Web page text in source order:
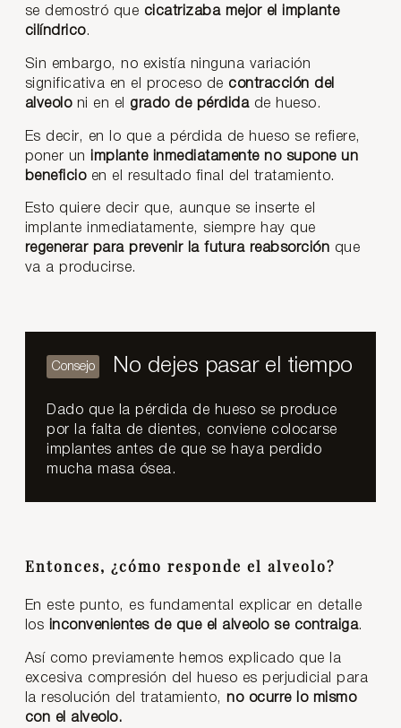
se demostró que cicatrizaba mejor el implante
cilíndrico.
Sin embargo, no existía ninguna variación
significativa en el proceso de contracción del
alveoloni en el grado de pérdida de hueso.
Es decir, en lo que a pérdida de hueso se refiere,
poner un implante inmediatamente no supone un
beneficioen el resultado final del tratamiento.
Esto quiere decir que, aunque se inserte el
implante inmediatamente, siempre hay que
regenerar para prevenir la futura reabsorción que
va a producirse.
No dejes pasar el tiempo
Dado que la pérdida de hueso se produce
por la falta de dientes, conviene colocarse
implantes antes de que se haya perdido
mucha masa ósea.
Entonces, ¿cómo responde el alveolo?
En este punto, es fundamental explicar en detalle
los inconvenientes de que el alveolo se contraiga.
Así como previamente hemos explicado que la
excesiva compresión del hueso es perjudicial para
la resolución del tratamiento, no ocurre lo mismo
con el alveolo.